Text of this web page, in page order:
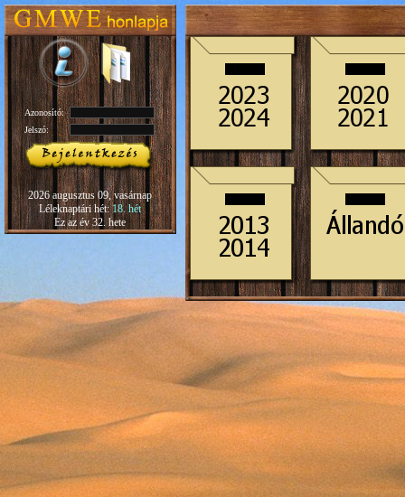
Azonosító:
Jelszó:
2026 augusztus 09, vasárnap
Léleknaptári hét:18. hét
Ez az év 32. hete